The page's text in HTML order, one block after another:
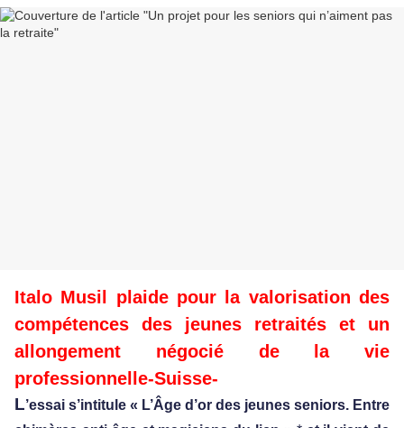
Italo Musil
plaide pour la valorisation des
compétences des jeunes retraités
et un
allongement négocié de la vie
professionnelle-Suisse-
L’essai s’intitule « L’Âge d’or des jeunes seniors. Entre